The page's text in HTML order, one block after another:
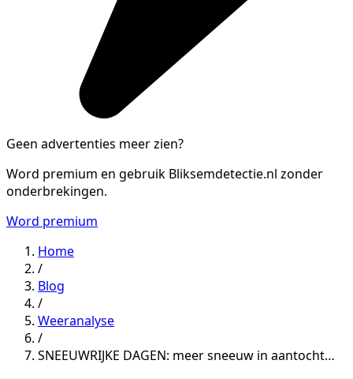
Geen advertenties meer zien?
Word premium en gebruik Bliksemdetectie.nl zonder
onderbrekingen.
Word premium
Home
/
Blog
/
Weeranalyse
/
SNEEUWRIJKE DAGEN: meer sneeuw in aantocht…